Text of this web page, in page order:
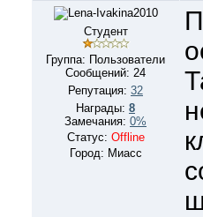
Студент
Группа: Пользователи
Сообщений: 24
Репутация: 32
Награды: 8
Замечания: 0%
Статус: Offline
Город: Миасс